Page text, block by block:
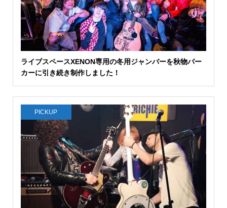
ライブスペースXENON専用の冬用ジャンバーを秋物パー
カーに引き続き制作しました！
PICKUP